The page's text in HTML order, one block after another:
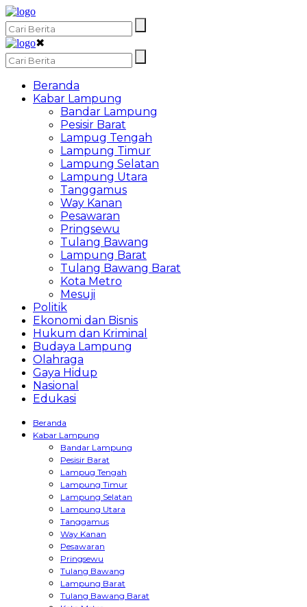
✖
Beranda
Kabar Lampung
Bandar Lampung
Pesisir Barat
Lampug Tengah
Lampung Timur
Lampung Selatan
Lampung Utara
Tanggamus
Way Kanan
Pesawaran
Pringsewu
Tulang Bawang
Lampung Barat
Tulang Bawang Barat
Kota Metro
Mesuji
Politik
Ekonomi dan Bisnis
Hukum dan Kriminal
Budaya Lampung
Olahraga
Gaya Hidup
Nasional
Edukasi
Beranda
Kabar Lampung
Bandar Lampung
Pesisir Barat
Lampug Tengah
Lampung Timur
Lampung Selatan
Lampung Utara
Tanggamus
Way Kanan
Pesawaran
Pringsewu
Tulang Bawang
Lampung Barat
Tulang Bawang Barat